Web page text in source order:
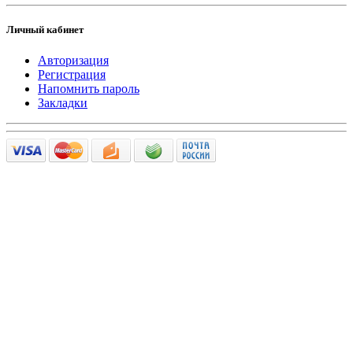
Личный кабинет
Авторизация
Регистрация
Напомнить пароль
Закладки